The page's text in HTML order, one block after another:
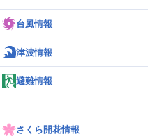
台風情報
津波情報
避難情報
さくら開花情報